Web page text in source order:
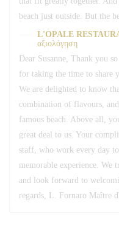
beach just outside. But the
L'OPALE
αξιολόγηση
Dear Susanne, Thank you
for taking the time to share
We are delighted to know
combination of flavours,
famous beach. Above all,
great deal to us. Your
staff, who work every day
memorable experience. We
and look forward to
regards, L. Fornaro Maître